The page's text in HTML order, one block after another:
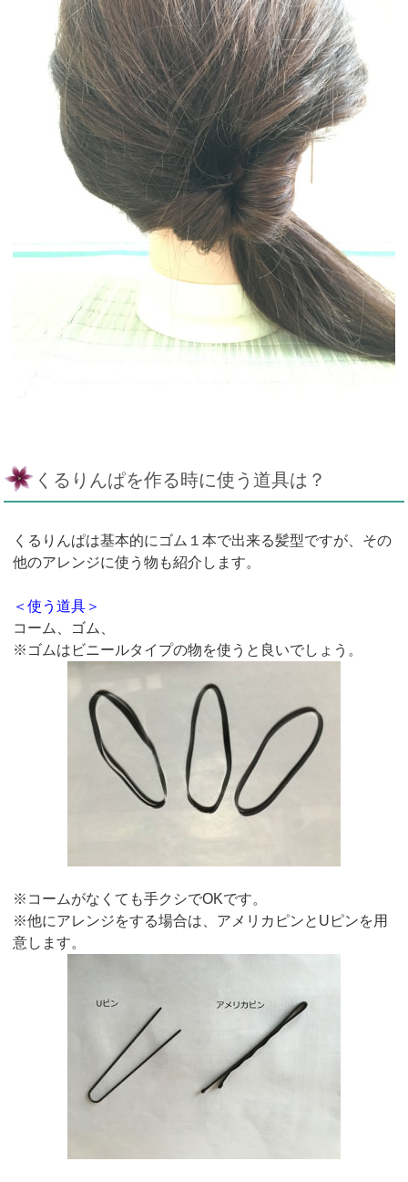
くるりんぱを作る時に使う道具は？
くるりんぱは基本的にゴム１本で出来る髪型ですが、その
他のアレンジに使う物も紹介します。
＜使う道具＞
コーム、ゴム、
※ゴムはビニールタイプの物を使うと良いでしょう。
※コームがなくても手クシでOKです。
※他にアレンジをする場合は、アメリカピンとUピンを用
意します。